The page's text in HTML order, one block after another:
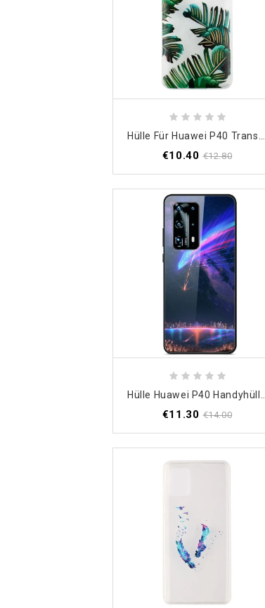
€10.40 €12.80
€11.30 €14.00